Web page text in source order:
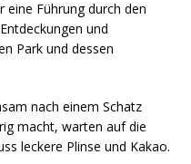
eine Führung durch den
und
Park und dessen
nach einem Schatz
macht, warten auf die
leckere Plinse und Kakao.